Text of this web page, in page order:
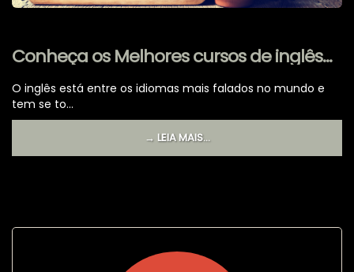
Conheça os Melhores cursos de inglês
O inglês está entre os idiomas mais falados no mundo e
tem se to...
→ LEIA MAIS...